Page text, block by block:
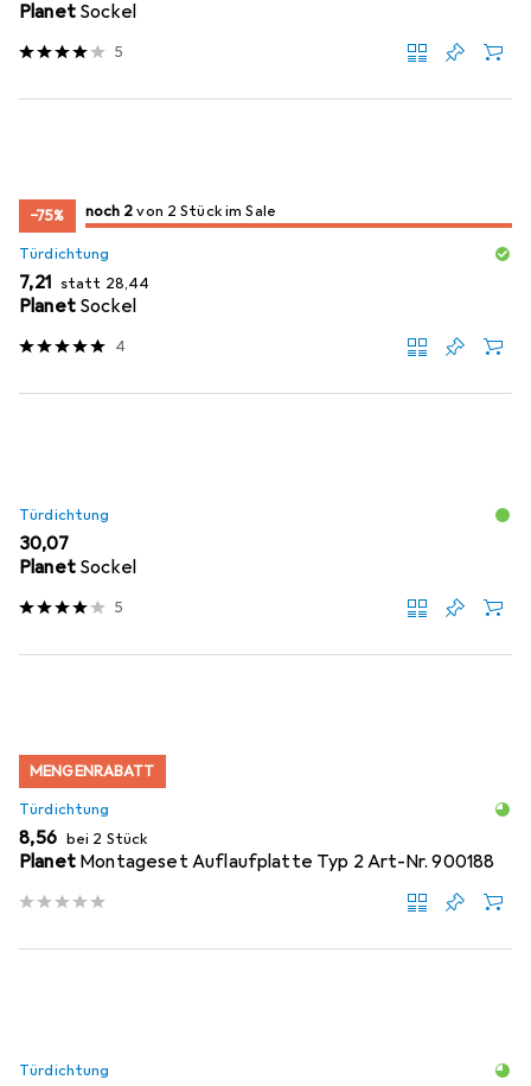
Planet Sockel
5
−75% 2/ 2
2/ 2 im Sale
noch 2 von 2 Stück im Sale
Türdichtung
EUR
7,21 statt EUR
28,44
Planet Sockel
4
Türdichtung
EUR
30,07
Planet Sockel
5
MENGENRABATT
Türdichtung
EUR
8,56 bei 2 Stück
Planet Montageset Auflaufplatte Typ 2 Art-Nr. 900188
Türdichtung